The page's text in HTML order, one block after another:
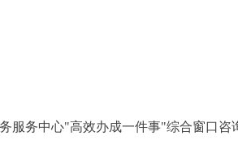
服务中心"高效办成一件事"综合窗口咨